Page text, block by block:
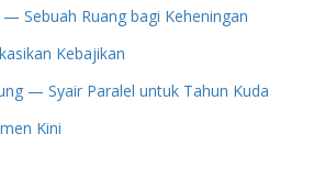
Sebuah Ruang bagi Keheningan
Kebajikan
— Syair Paralel untuk Tahun Kuda
Kini